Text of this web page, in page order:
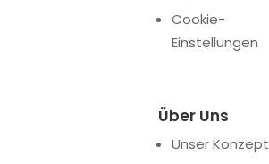
Cookie-
Einstellungen
Über Uns
Unser Konzept